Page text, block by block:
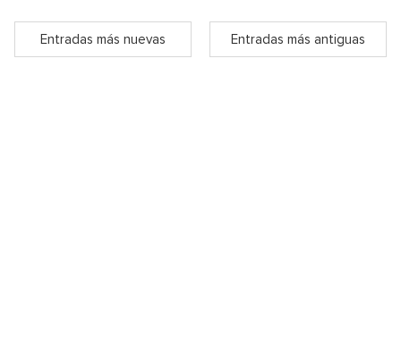
Entradas más nuevas Entradas más antiguas